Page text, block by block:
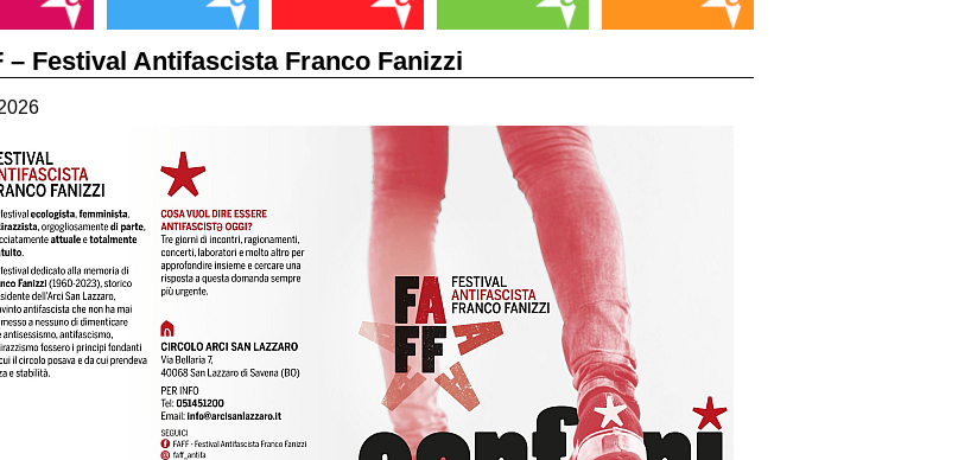
– Festival Antifascista Franco Fanizzi